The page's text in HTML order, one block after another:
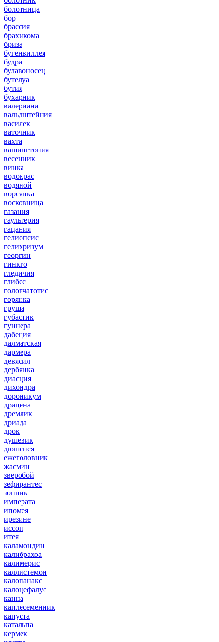
болотница
бор
брассия
брахикома
бриза
бугенвиллея
будра
булавоносец
бутелуа
бутия
бухарник
валериана
вальдштейния
василек
ваточник
вахта
вашингтония
весенник
винка
водокрас
водяной
ворсянка
восковница
газания
гаультерия
гацания
гелиопсис
гелихризум
георгин
гинкго
гледичия
глибес
головчатотис
горянка
груша
губастик
гуннера
дабеция
далматская
дармера
девясил
дербянка
диасция
дихондра
дороникум
драцена
дремлик
дриада
дрок
душевик
дюшенея
ежеголовник
жасмин
зверобой
зефирантес
зопник
императа
ипомея
ирезине
иссоп
итея
каламондин
калибрахоа
калимерис
каллистемон
калопанакс
калоцефалус
канна
каплесеменник
капуста
катальпа
кермек